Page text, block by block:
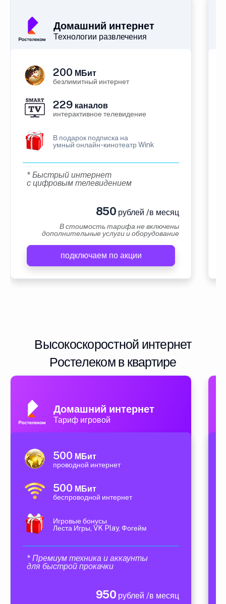
Домашний интернет
Технологии развлечения
200 МБит
безлимитный интернет
229 каналов
интерактивное телевидение
В подарок подписка на
умный онлайн-кинотеатр Wink
* Быстрый интернет
с цифровым телевидением
850 рублей /в месяц
В стоимость тарифа не включены
дополнительные услуги и оборудование
подключаем по акции
Высокоскоростной интернет
Ростелеком в квартире
Домашний интернет
Тариф игровой
500 МБит
проводной интернет
500 МБит
беспроводной интернет
Игровые бонусы
Леста Игры, VK Play, Фогейм
* Премиум техника и аккаунты
для быстрой прокачки
950 рублей /в месяц